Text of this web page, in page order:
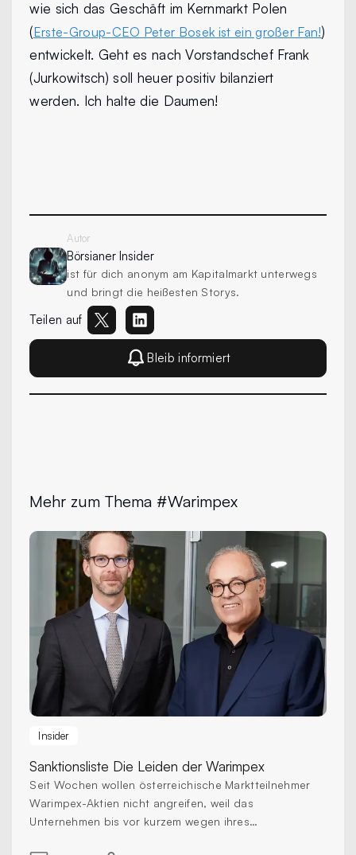
wie sich das Geschäft im Kernmarkt Polen
(Erste-Group-CEO Peter Bosek ist ein großer Fan!)
entwickelt. Geht es nach Vorstandschef Frank
(Jurkowitsch) soll heuer positiv bilanziert
werden. Ich halte die Daumen!
Autor
Börsianer Insider
ist für dich anonym am Kapitalmarkt unterwegs
und bringt die heißesten Storys.
Teilen auf
Bleib informiert
Mehr zum Thema #Warimpex
Insider
Sanktionsliste Die Leiden der Warimpex
Seit Wochen wollen österreichische Marktteilnehmer
Warimpex-Aktien nicht angreifen, weil das
Unternehmen bis vor kurzem wegen ihres